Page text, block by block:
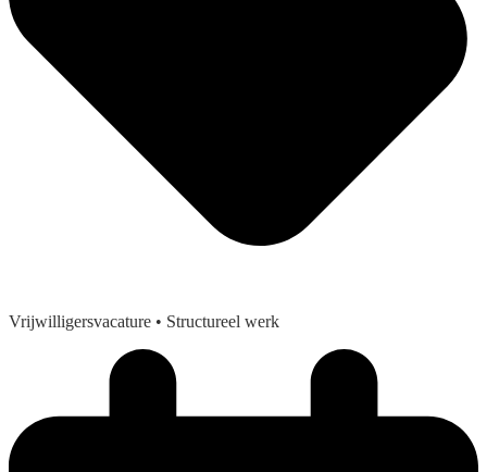
Vrijwilligersvacature • Structureel werk